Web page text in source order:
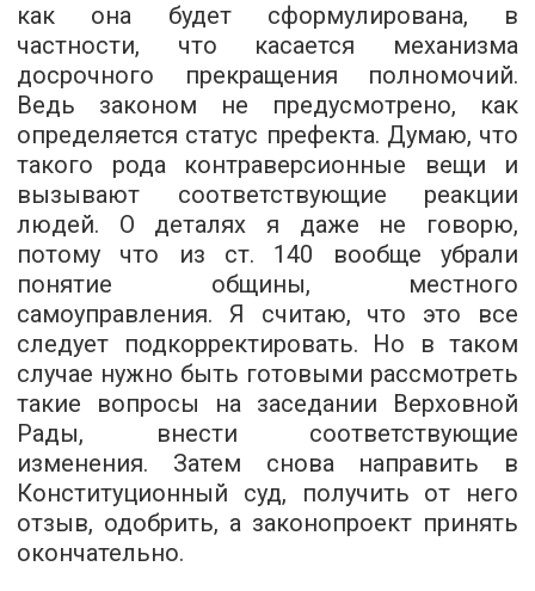
как она будет сформулирована, в
частности, что касается механизма
досрочного прекращения полномочий.
Ведь законом не предусмотрено, как
определяется статус префекта. Думаю, что
такого рода контраверсионные вещи и
вызывают соответствующие реакции
людей. О деталях я даже не говорю,
потому что из ст. 140 вообще убрали
понятие общины, местного
самоуправления. Я считаю, что это все
следует подкорректировать. Но в таком
случае нужно быть готовыми рассмотреть
такие вопросы на заседании Верховной
Рады, внести соответствующие
изменения. Затем снова направить в
Конституционный суд, получить от него
отзыв, одобрить, а законопроект принять
окончательно.